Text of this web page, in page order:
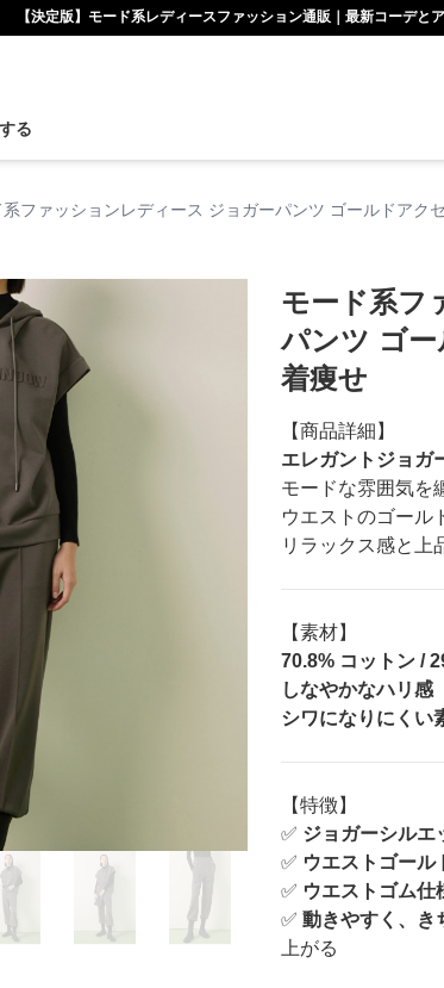
【決定版】モード系レディースファッション通販｜最新コーデと
る
系ファッションレディース ジョガーパンツ ゴールドアク
モード系フ
パンツ ゴ
着痩せ
【商品詳細】
エレガントジョガ
モードな雰囲気を
ウエストのゴール
リラックス感と上
【素材】
70.8% コットン /
しなやかなハリ感
シワになりにくい
【特徴】
✅ ジョガーシルエ
✅ ウエストゴール
✅ ウエストゴム仕
✅ 動きやすく、き
上がる